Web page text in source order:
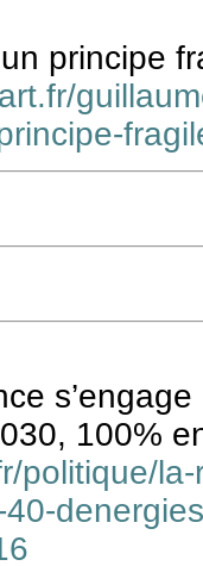
principe
100%
politique/